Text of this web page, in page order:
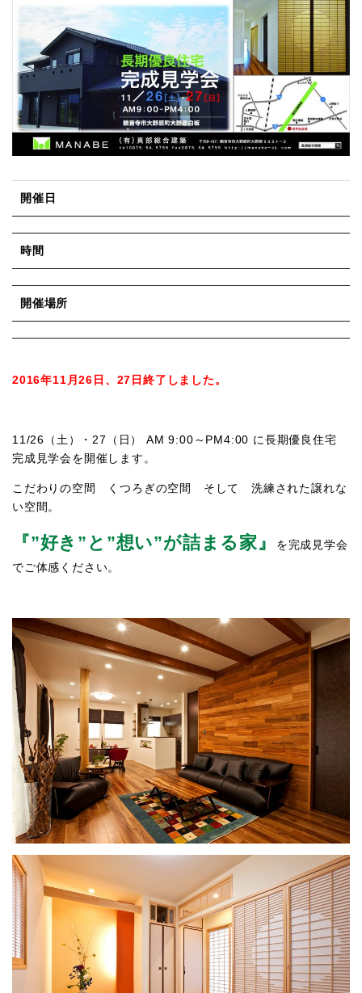
開催日
時間
開催場所
2016年11月26日、27日終了しました。
11/26（土）・27（日） AM 9:00～PM4:00 に長期優良住宅
完成見学会を開催します。
こだわりの空間 くつろぎの空間 そして 洗練された譲れな
い空間。
『”好き”と”想い”が詰まる家』
を完成見学会
でご体感ください。